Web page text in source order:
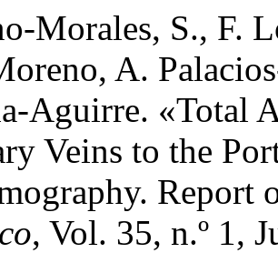
Morales, S., F.
A.
Aguirre. «Total
Veins to the
Report
, Vol. 35, n.º 1,